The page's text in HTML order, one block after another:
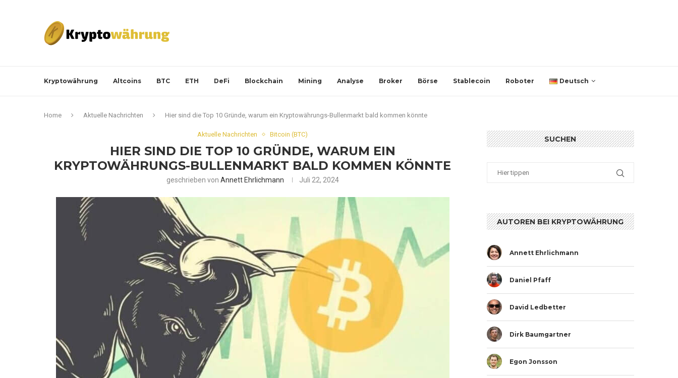
Kryptowährung Altcoins BTC ETH DeFi Blockchain Mining Analyse Broker Börse Stablecoin Roboter Deutsch
Home Aktuelle Nachrichten Hier sind die Top 10 Gründe, warum ein Kryptowährungs-Bullenmarkt bald kommen könnte
Aktuelle Nachrichten Bitcoin (BTC)
HIER SIND DIE TOP 10 GRÜNDE, WARUM EIN
KRYPTOWÄHRUNGS-BULLENMARKT BALD KOMMEN KÖNNTE
geschrieben von Annett Ehrlichmann Juli 22, 2024
SUCHEN
AUTOREN BEI KRYPTOWÄHRUNG
Annett Ehrlichmann
Daniel Pfaff
David Ledbetter
Dirk Baumgartner
Egon Jonsson